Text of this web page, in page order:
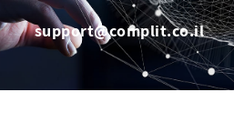
support@complit.co.il